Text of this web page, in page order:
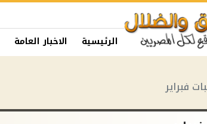
الرئيسية الاخبار العامة
فبراير